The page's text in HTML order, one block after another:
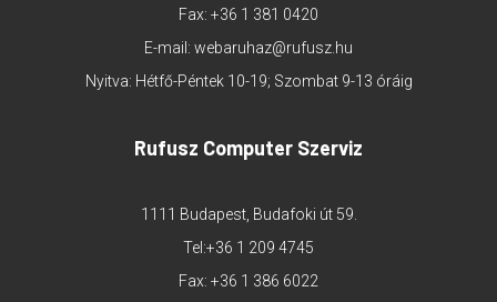
Fax: +36 1 381 0420
E-mail: webaruhaz@rufusz.hu
Nyitva: Hétfő-Péntek 10-19; Szombat 9-13 óráig
Rufusz Computer Szerviz
1111 Budapest, Budafoki út 59.
Tel:+36 1 209 4745
Fax: +36 1 386 6022